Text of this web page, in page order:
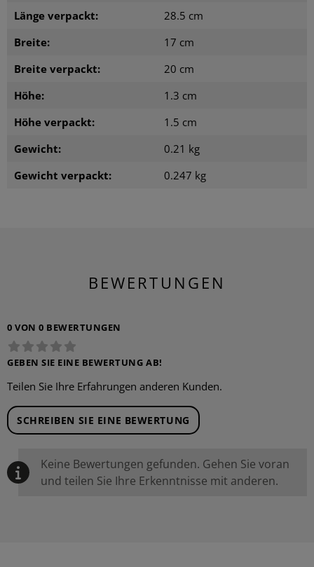
Länge verpackt:
28.5 cm
Breite:
17 cm
Breite verpackt:
20 cm
Höhe:
1.3 cm
Höhe verpackt:
1.5 cm
Gewicht:
0.21 kg
Gewicht verpackt:
0.247 kg
BEWERTUNGEN
0 VON 0 BEWERTUNGEN
GEBEN SIE EINE BEWERTUNG AB!
Teilen Sie Ihre Erfahrungen anderen Kunden.
SCHREIBEN SIE EINE BEWERTUNG
Keine Bewertungen gefunden. Gehen Sie voran
und teilen Sie Ihre Erkenntnisse mit anderen.